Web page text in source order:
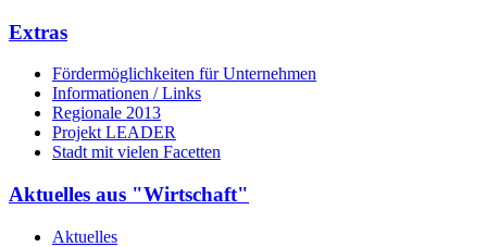
Extras
Fördermöglichkeiten für Unternehmen
Informationen / Links
Regionale 2013
Projekt LEADER
Stadt mit vielen Facetten
Aktuelles aus "Wirtschaft"
Aktuelles